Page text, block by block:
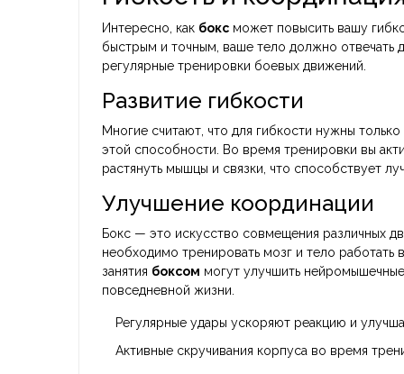
Интересно, как бокс может повысить вашу
быстрым и точным, ваше тело должно
регулярные тренировки боевых движений.
Развитие гибкости
Многие считают, что для гибкости нужны
этой способности. Во время тренировки вы
растянуть мышцы и связки, что способствует
Улучшение координации
Бокс — это искусство совмещения различных
необходимо тренировать мозг и тело
занятия боксом могут улучшить
повседневной жизни.
Регулярные удары ускоряют реакцию и
Активные скручивания корпуса во время